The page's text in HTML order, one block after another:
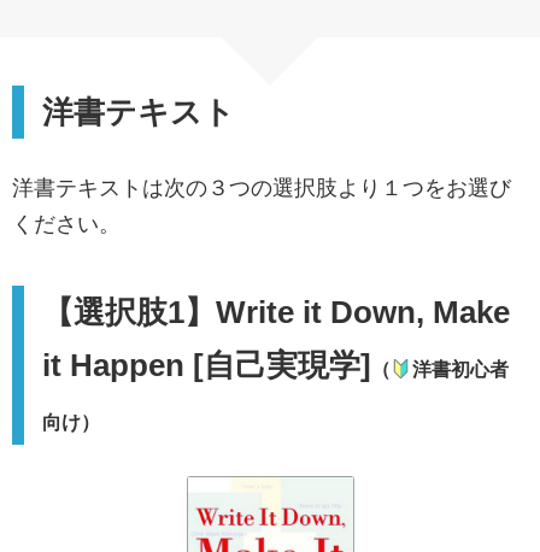
洋書テキスト
洋書テキストは次の３つの選択肢より１つをお選び
ください。
【選択肢1】Write it Down, Make
it Happen [自己実現学] （ 洋書初心者
向け）